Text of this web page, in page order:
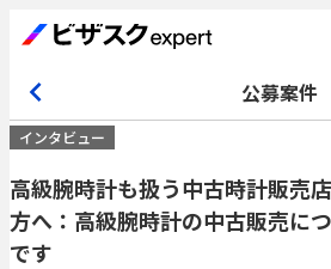
公募案件
インタビュー
高級腕時計も扱う中古時計販売
方へ：高級腕時計の中古販売に
です